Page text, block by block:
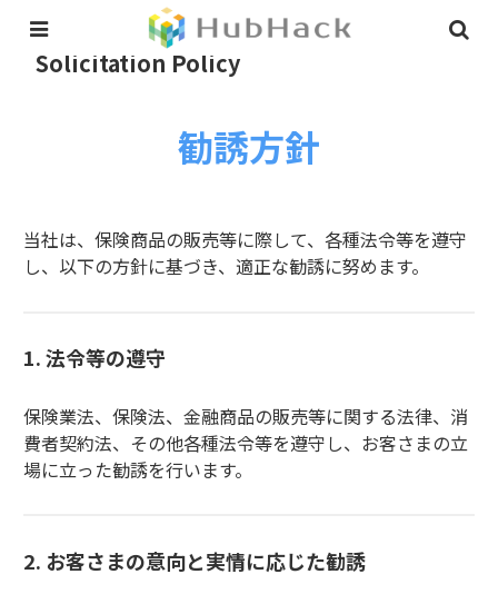
Solicitation Policy
勧誘方針
当社は、保険商品の販売等に際して、各種法令等を遵守
し、以下の方針に基づき、適正な勧誘に努めます。
1. 法令等の遵守
保険業法、保険法、金融商品の販売等に関する法律、消
費者契約法、その他各種法令等を遵守し、お客さまの立
場に立った勧誘を行います。
2. お客さまの意向と実情に応じた勧誘